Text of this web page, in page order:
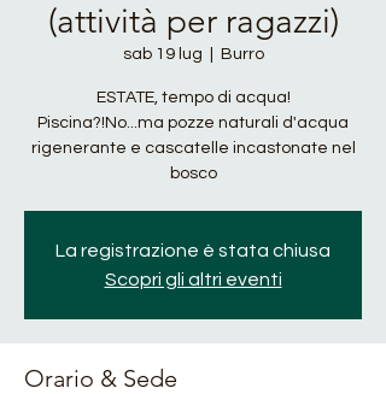
(attività per ragazzi)
sab 19 lug Burro
ESTATE, tempo di acqua!
Piscina?!No...ma pozze naturali d'acqua
rigenerante e cascatelle incastonate nel
bosco
La registrazione è stata chiusa
Scopri gli altri eventi
Orario & Sede